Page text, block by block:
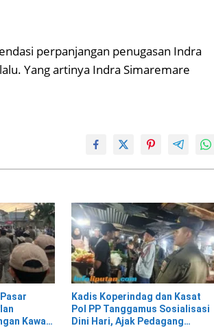
perpanjangan penugasan Indra
Yang artinya Indra Simaremare
Kawal
Kadis Koperindag dan Kasat
Pol PP Tanggamus Sosialisasi
Dini Hari, Ajak Pedagang